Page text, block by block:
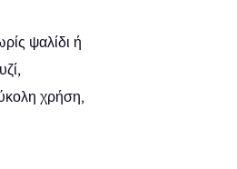
ψαλίδι ή
χρήση,